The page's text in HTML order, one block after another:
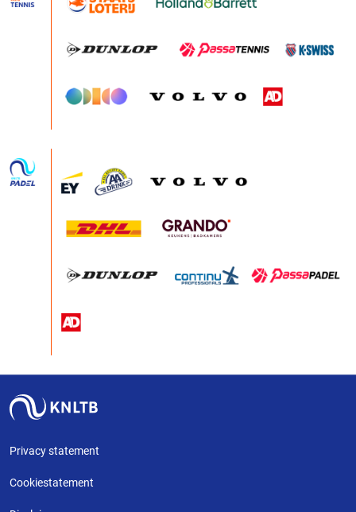
Privacy statement
Cookiestatement